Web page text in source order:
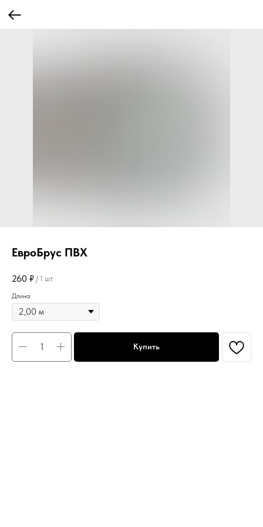
ЕвроБрус ПВХ
260 ₽ / 1 шт
Длина
Купить